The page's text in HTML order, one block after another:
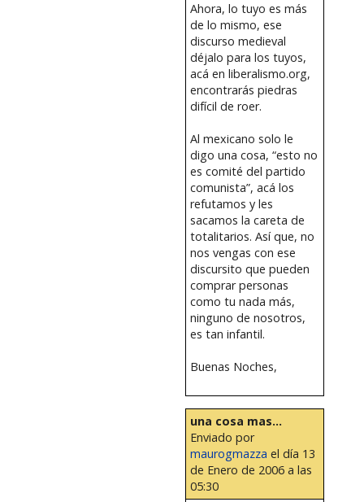
Ahora, lo tuyo es más
de lo mismo, ese
discurso medieval
déjalo para los tuyos,
acá en liberalismo.org,
encontrarás piedras
difícil de roer.
Al mexicano solo le
digo una cosa, “esto no
es comité del partido
comunista”, acá los
refutamos y les
sacamos la careta de
totalitarios. Así que, no
nos vengas con ese
discursito que pueden
comprar personas
como tu nada más,
ninguno de nosotros,
es tan infantil.
Buenas Noches,
una cosa mas...
Enviado por
maurogmazza el día 13
de Enero de 2006 a las
05:30